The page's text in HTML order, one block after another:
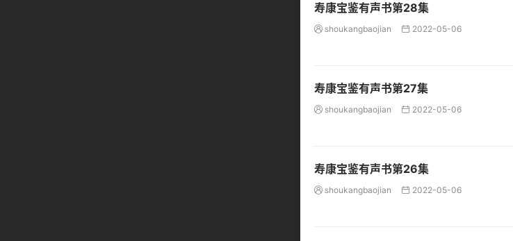
寿康宝鉴有声书第28集
 shoukangbaojian  2022-05-06
寿康宝鉴有声书第27集
 shoukangbaojian  2022-05-06
寿康宝鉴有声书第26集
 shoukangbaojian  2022-05-06